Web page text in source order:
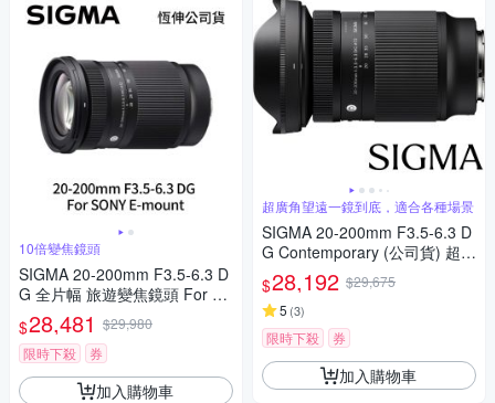
10倍變焦鏡頭
SIGMA 20-200mm F3.5-6.3 D
G 全片幅 旅遊變焦鏡頭 For S
ONY E-mount (公司貨)
$28,481 $29,980
限時下殺
券
加入購物車
超廣角望遠一鏡到底，適合各種場景
SIGMA 20-200mm F3.5-6.3 D
G Contemporary (公司貨) 超廣
角變焦鏡頭 旅遊鏡 全片幅無反
微單眼鏡頭
$28,192 $29,675
5 (3)
限時下殺 券
加入購物車